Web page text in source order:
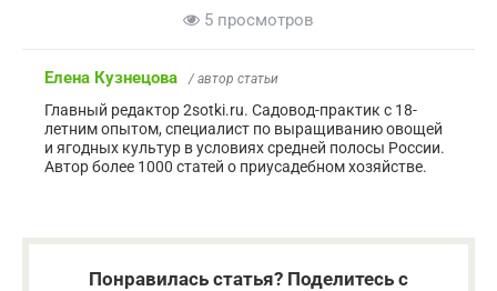
5 просмотров
Елена Кузнецова / автор статьи
Главный редактор 2sotki.ru. Садовод-практик с 18-
летним опытом, специалист по выращиванию овощей
и ягодных культур в условиях средней полосы России.
Автор более 1000 статей о приусадебном хозяйстве.
Понравилась статья? Поделитесь с